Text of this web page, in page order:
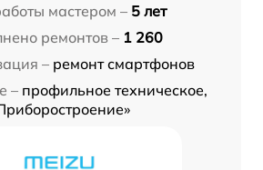
мастером – 5 лет
ремонтов – 1 260
– ремонт смартфонов
– профильное техническое,